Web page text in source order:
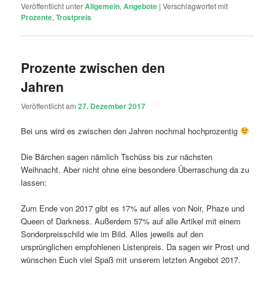
Veröffentlicht unterAllgemein,Angebote |Verschlagwortet mit
Prozente,Trostpreis
Prozente zwischen den
Jahren
Veröffentlicht am27. Dezember 2017
Bei uns wird es zwischen den Jahren nochmal hochprozentig
Die Bärchen sagen nämlich Tschüss bis zur nächsten
Weihnacht. Aber nicht ohne eine besondere Überraschung da zu
lassen:
Zum Ende von 2017 gibt es 17% auf alles von Noir, Phaze und
Queen of Darkness. Außerdem 57% auf alle Artikel mit einem
Sonderpreisschild wie im Bild. Alles jeweils auf den
ursprünglichen empfohlenen Listenpreis. Da sagen wir Prost und
wünschen Euch viel Spaß mit unserem letzten Angebot 2017.